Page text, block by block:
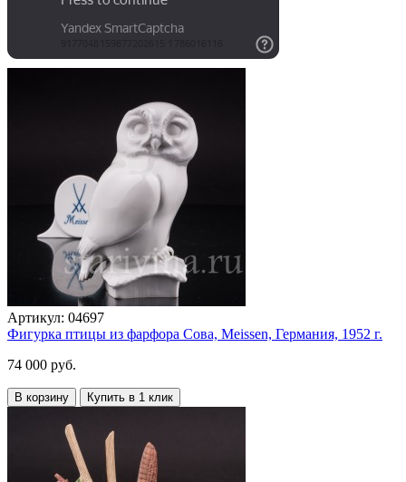
Артикул: 04697
Фигурка птицы из фарфора Сова, Meissen, Германия, 1952 г.
74 000 руб.
В корзину Купить в 1 клик